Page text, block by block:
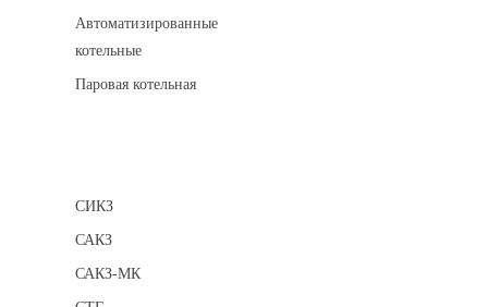
Автоматизированные
котельные
Паровая котельная
СИКЗ
САКЗ
САКЗ-МК